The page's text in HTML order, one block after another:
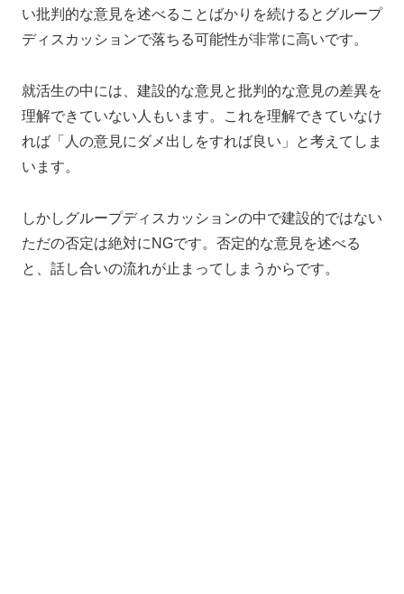
い批判的な意見を述べることばかりを続けるとグループ
ディスカッションで落ちる可能性が非常に高いです。
就活生の中には、建設的な意見と批判的な意見の差異を
理解できていない人もいます。これを理解できていなけ
れば「人の意見にダメ出しをすれば良い」と考えてしま
います。
しかしグループディスカッションの中で建設的ではない
ただの否定は絶対にNGです。否定的な意見を述べる
と、話し合いの流れが止まってしまうからです。